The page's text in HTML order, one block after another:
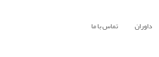
داوران تماس با ما